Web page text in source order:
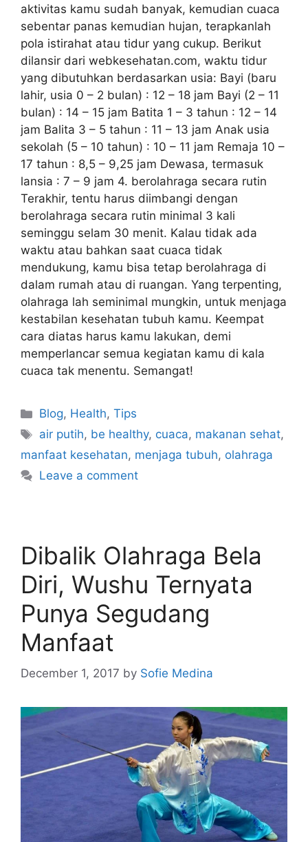
aktivitas kamu sudah banyak, kemudian cuaca
sebentar panas kemudian hujan, terapkanlah
pola istirahat atau tidur yang cukup. Berikut
dilansir dari webkesehatan.com, waktu tidur
yang dibutuhkan berdasarkan usia: Bayi (baru
lahir, usia 0 – 2 bulan) : 12 – 18 jam Bayi (2 – 11
bulan) : 14 – 15 jam Batita 1 – 3 tahun : 12 – 14
jam Balita 3 – 5 tahun : 11 – 13 jam Anak usia
sekolah (5 – 10 tahun) : 10 – 11 jam Remaja 10 –
17 tahun : 8,5 – 9,25 jam Dewasa, termasuk
lansia : 7 – 9 jam 4. berolahraga secara rutin
Terakhir, tentu harus diimbangi dengan
berolahraga secara rutin minimal 3 kali
seminggu selam 30 menit. Kalau tidak ada
waktu atau bahkan saat cuaca tidak
mendukung, kamu bisa tetap berolahraga di
dalam rumah atau di ruangan. Yang terpenting,
olahraga lah seminimal mungkin, untuk menjaga
kestabilan kesehatan tubuh kamu. Keempat
cara diatas harus kamu lakukan, demi
memperlancar semua kegiatan kamu di kala
cuaca tak menentu. Semangat!
Blog, Health,Tips
air putih, be healthy, cuaca, makanan sehat,
manfaat kesehatan, menjaga tubuh, olahraga
Leave a comment
Dibalik Olahraga Bela
Diri, Wushu Ternyata
Punya Segudang
Manfaat
December 1, 2017 by Sofie Medina